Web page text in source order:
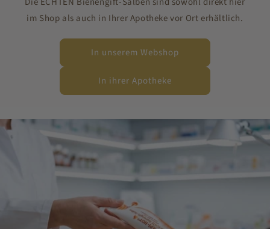
im Shop als auch in Ihrer Apotheke vor Ort erhältlich.
In unserem Webshop
In ihrer Apotheke